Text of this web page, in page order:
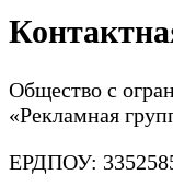
Общество с
«Рекламная
ЕРДПОУ: